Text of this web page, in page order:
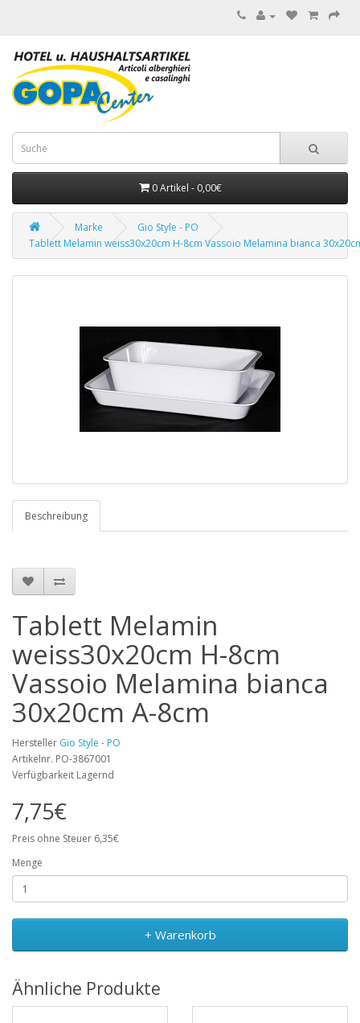
0 Artikel - 0,00€
Marke
Gio Style - PO
Tablett Melamin weiss30x20cm H-8cm Vassoio Melamina bianca
Beschreibung
Tablett Melamin
weiss30x20cm H-8cm
Vassoio Melamina bianca
30x20cm A-8cm
Hersteller Gio Style - PO
Artikelnr. PO-3867001
Verfügbarkeit Lagernd
7,75€
Preis ohne Steuer 6,35€
Menge
+ Warenkorb
Ähnliche Produkte